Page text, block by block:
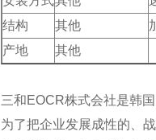
结构
其他
产地
其他
三和EOCR株式会社是韩
为了把企业发展成性的、